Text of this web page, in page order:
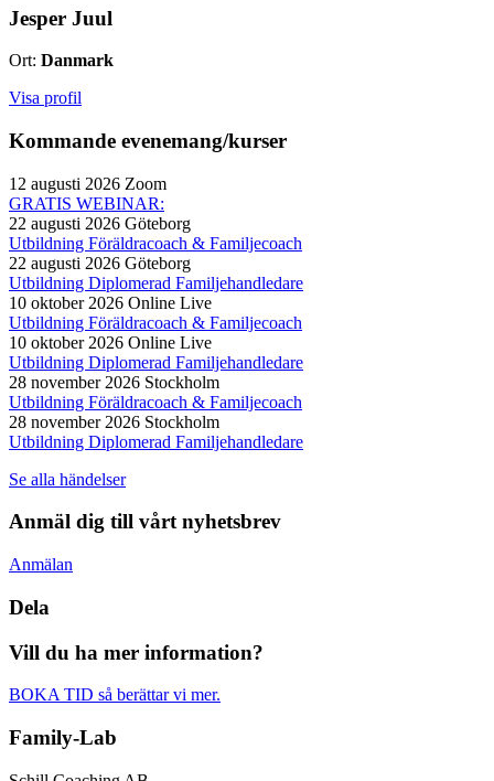
Jesper Juul
Ort: Danmark
Visa profil
Kommande evenemang/kurser
12 augusti 2026 Zoom
GRATIS WEBINAR:
22 augusti 2026 Göteborg
Utbildning Föräldracoach & Familjecoach
22 augusti 2026 Göteborg
Utbildning Diplomerad Familjehandledare
10 oktober 2026 Online Live
Utbildning Föräldracoach & Familjecoach
10 oktober 2026 Online Live
Utbildning Diplomerad Familjehandledare
28 november 2026 Stockholm
Utbildning Föräldracoach & Familjecoach
28 november 2026 Stockholm
Utbildning Diplomerad Familjehandledare
Se alla händelser
Anmäl dig till vårt nyhetsbrev
Anmälan
Dela
Vill du ha mer information?
BOKA TID så berättar vi mer.
Family-Lab